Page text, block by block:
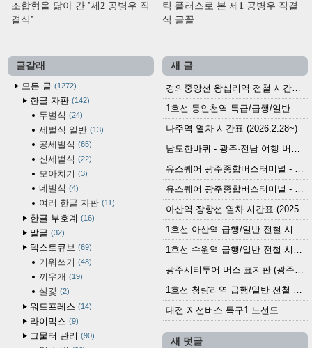
조합형을 닮아 간 '제2 공병우 직
결식'
틱 플러스로 본 제1 공병우 직결
식 글꼴
글갈래
모든 글
1272
한글 자판 142
두벌식 24
세벌식 일반 13
공세벌식 65
신세벌식 22
모아치기 3
네벌식 4
여러 한글 자판 11
한글 부호계 16
말글 32
텍스트큐브 69
기워쓰기 48
끼우개 19
살갗 2
워드프레스 14
라이믹스 9
그물터 관리 90
새 글
경의중앙선 왕십리역 전철 시간표 (2026.4.20~)
1호선 동인천역 특급/급행/일반 전철 시간표 (2026.2.28~)
나주역 열차 시간표 (2026.2.28~)
남도한바퀴 - 광주·전남 여행 버스 노선 (2026.3.1~5.31)
유스퀘어 광주종합버스터미널 - 곡성,순천／화순,보성,율포 방면 시외버스 시간표 (2026.1.31)
유스퀘어 광주종합버스터미널 - 담양, 순창, 남원, 무주, 장수, 거창, 대구 방면 시외버스 시간표 (2026...
아산역 장항선 열차 시간표 (2025.12.30 기준) (무궁화호, ITX-마음, 새마을호, 서해금빛열차)
1호선 아산역 급행/일반 전철 시간표 (2025.12.30~)
1호선 수원역 급행/일반 전철 시간표 (2025.12.30~)
광주시티투어 버스 표지판 (광주역 정류장) (2024?)
1호선 청량리역 급행/일반 전철 시간표 · 노선도 (2025.12.30~)
대전 지선버스 특구1 노선도
새 덧글